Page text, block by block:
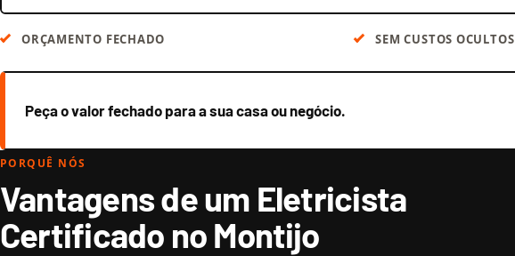
ORÇAMENTO FECHADO SEM CUSTOS OCULTOS
Peça o valor fechado para a sua casa ou negócio.
PORQUÊ NÓS
Vantagens de um Eletricista
Certificado no Montijo